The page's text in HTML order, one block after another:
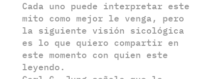
Cada uno puede interpretar este
mito como mejor le venga, pero
la siguiente visión sicológica
es lo que quiero compartir en
este momento con quien este
leyendo.